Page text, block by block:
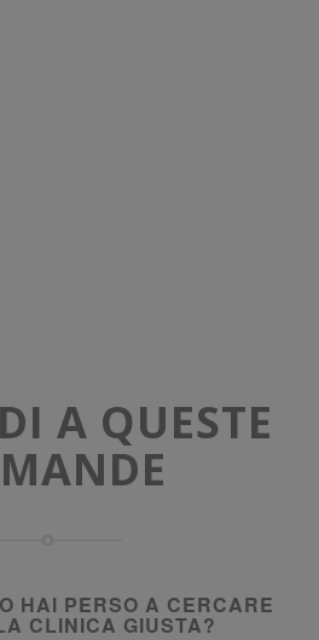
A QUESTE
HAI PERSO A CERCARE
CLINICA GIUSTA?